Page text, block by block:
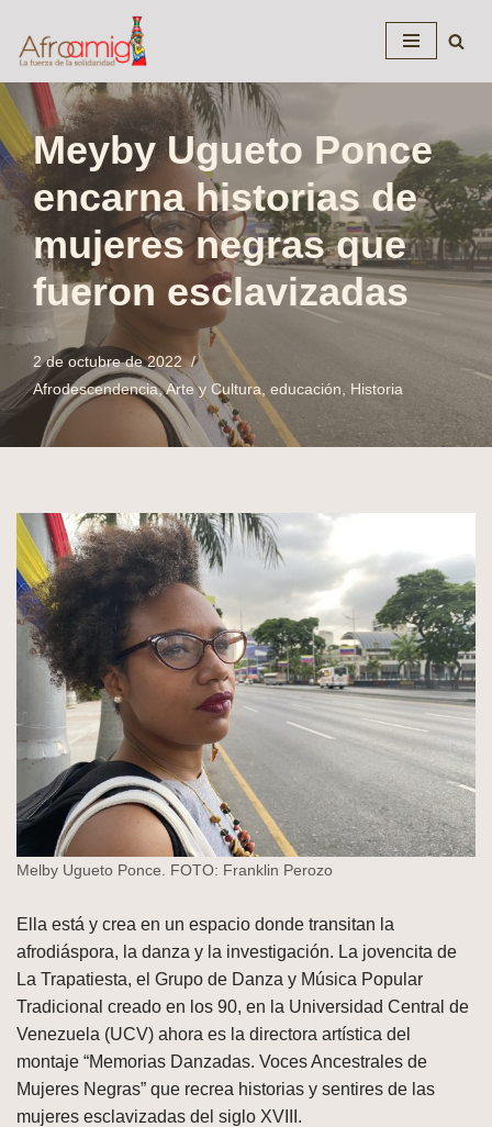
Saltar
al
contenido
Meyby Ugueto Ponce
encarna historias de
mujeres negras que
fueron esclavizadas
2 de octubre de 2022
Afrodescendencia,Arte y Cultura, educación Historia
Melby Ugueto Ponce. FOTO: Franklin Perozo
Ella está y crea en un espacio donde transitan la
afrodiáspora, la danza y la investigación. La jovencita de
La Trapatiesta, el Grupo de Danza y Música Popular
Tradicional creado en los 90, en la Universidad Central de
Venezuela (UCV) ahora es la directora artística del
montaje “Memorias Danzadas. Voces Ancestrales de
Mujeres Negras” que recrea historias y sentires de las
mujeres esclavizadas del siglo XVIII.